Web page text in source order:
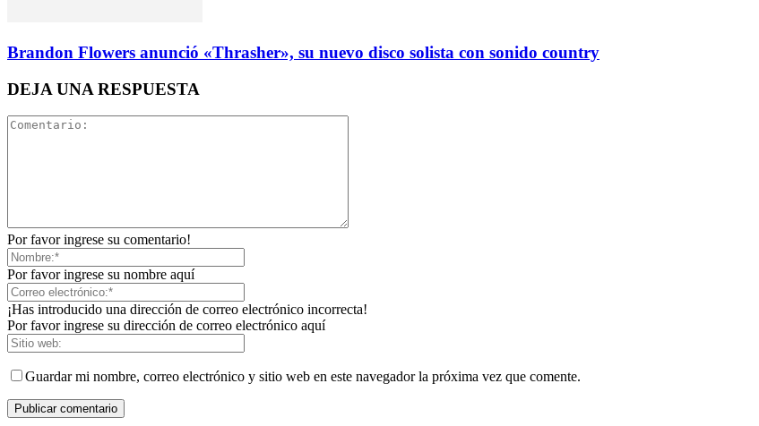
Brandon Flowers anunció «Thrasher», su nuevo disco solista con sonido country
DEJA UNA RESPUESTA
Por favor ingrese su comentario!
Por favor ingrese su nombre aquí
¡Has introducido una dirección de correo electrónico incorrecta!
Por favor ingrese su dirección de correo electrónico aquí
Guardar mi nombre, correo electrónico y sitio web en este navegador la próxima vez que comente.